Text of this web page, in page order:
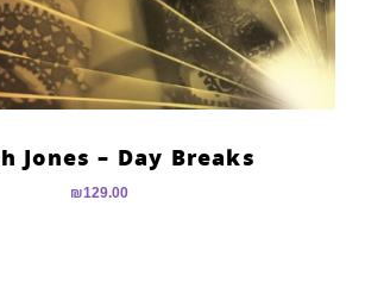
Jones – Day Breaks
₪129.00